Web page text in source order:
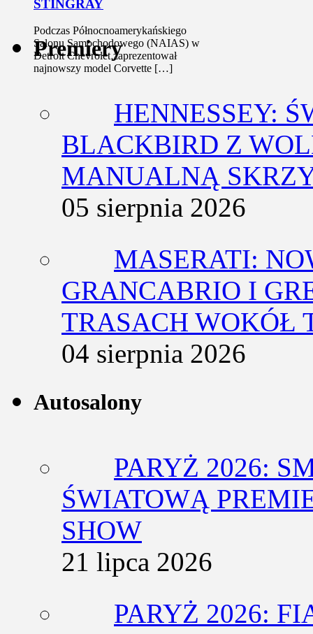
STINGRAY
Podczas Północnoamerykańskiego
Salonu Samochodowego (NAIAS) w
Detroit Chevrolet zaprezentował
najnowszy model Corvette […]
Premiery
HENNESSEY:
BLACKBIRD Z
MANUALNĄ
05 sierpnia 2026
MASERATI:
GRANCABRIO I
TRASACH WOKÓŁ
04 sierpnia 2026
Autosalony
PARYŻ 2026:
ŚWIATOWĄ
SHOW
21 lipca 2026
PARYŻ 2026: